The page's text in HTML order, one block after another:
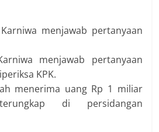
menjawab pertanyaan
KPK.
menerima uang Rp 1 miliar
di persidangan